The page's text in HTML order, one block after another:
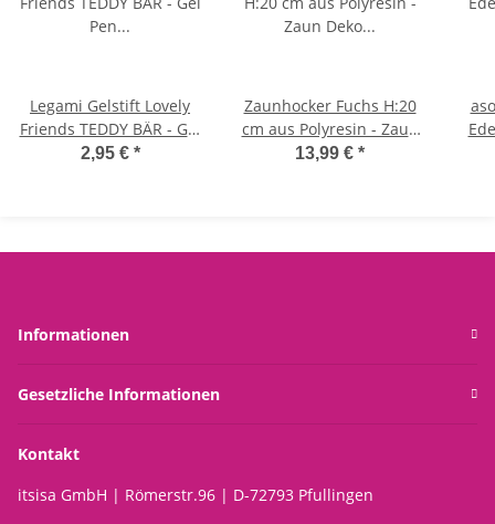
Legami Gelstift Lovely
Friends TEDDY BÄR - Gel
Pen mit abnehmbarer
2,95 € *
Zaunhocker Fuchs H:20
cm aus Polyresin - Zaun
Deko Garten, Tierfigur
13,99 € *
Informationen
Gesetzliche Informationen
Kontakt
itsisa GmbH | Römerstr.96 | D-72793 Pfullingen